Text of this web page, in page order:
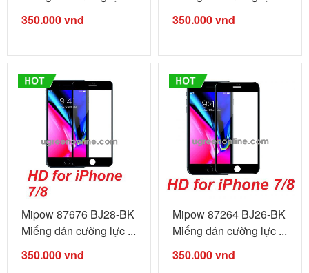
350.000vnđ
350.000vnđ
Mipow 87676 BJ28-BK
Miếng dán cường lực ...
350.000vnđ
Mipow 87264 BJ26-BK
Miếng dán cường lực ...
350.000vnđ